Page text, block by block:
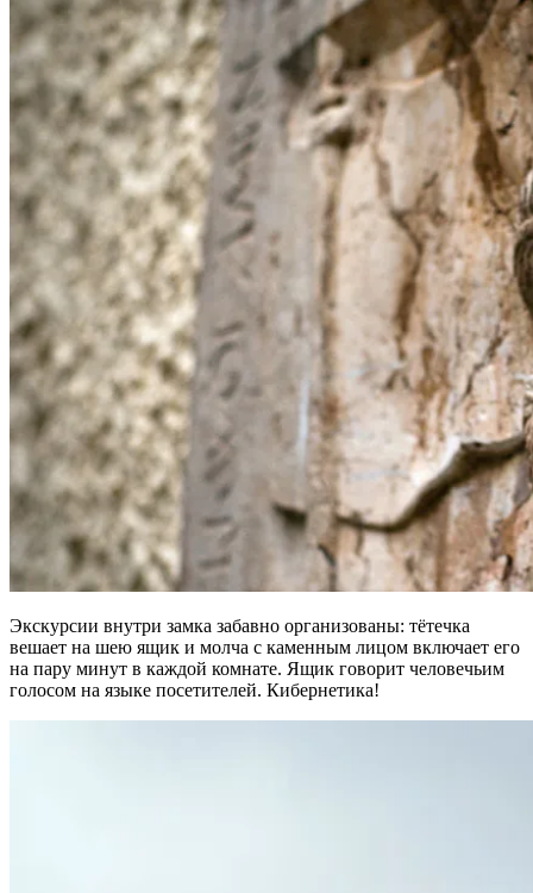
Экскурсии внутри замка забавно организованы: тётечка
вешает на шею ящик и молча с каменным лицом включает его
на пару минут в каждой комнате. Ящик говорит человечьим
голосом на языке посетителей. Кибернетика!